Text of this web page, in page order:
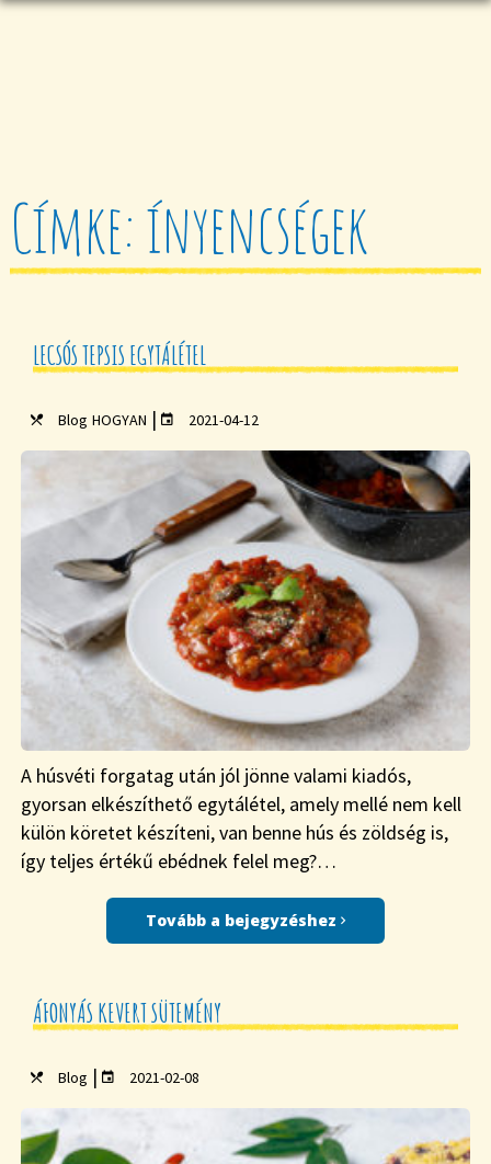
Címke: ínyencségek
LECSÓS TEPSIS EGYTÁLÉTEL
Blog HOGYAN | 2021-04-12
A húsvéti forgatag után jól jönne valami kiadós,
gyorsan elkészíthető egytálétel, amely mellé nem kell
külön köretet készíteni, van benne hús és zöldség is,
így teljes értékű ebédnek felel meg?…
Tovább a bejegyzéshez
ÁFONYÁS KEVERT SÜTEMÉNY
Blog | 2021-02-08